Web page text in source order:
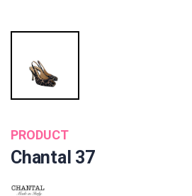
PRODUCT
Chantal 37